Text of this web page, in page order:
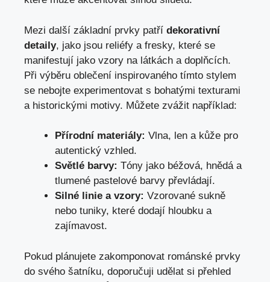
Mezi další základní prvky patří dekorativní
detaily, jako jsou reliéfy a fresky, které se
manifestují jako vzory na látkách a doplňcích.
Při výběru oblečení inspirovaného tímto stylem
se nebojte experimentovat s bohatými texturami
a historickými motivy. Můžete zvážit například:
Přírodní materiály: Vlna, len a kůže pro
autentický vzhled.
Světlé barvy: Tóny jako béžová, hnědá a
tlumené pastelové barvy převládají.
Silné linie a vzory: Vzorované sukně
nebo tuniky, které dodají hloubku a
zajímavost.
Pokud plánujete zakomponovat románské prvky
do svého šatníku, doporučuji udělat si přehled